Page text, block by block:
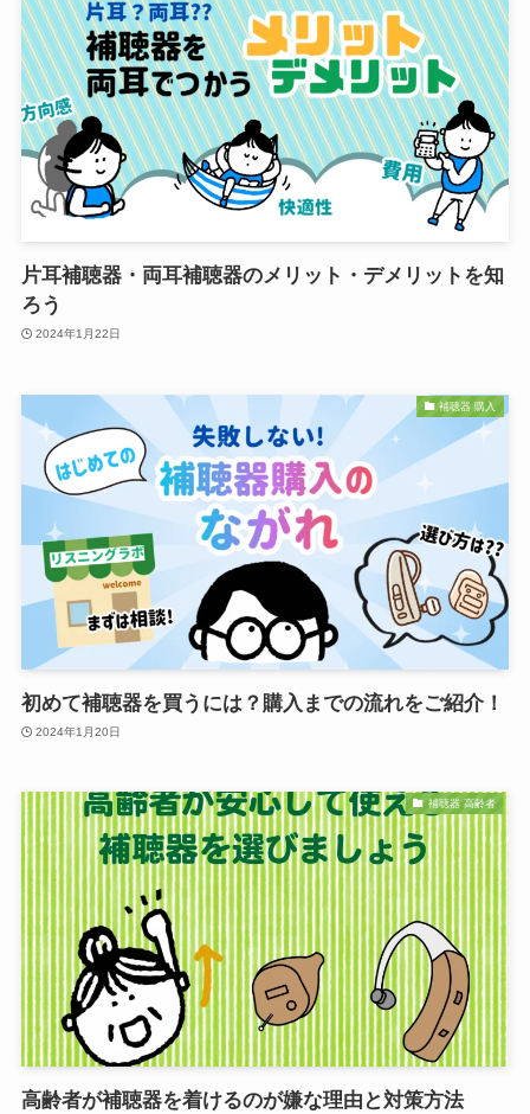
片耳補聴器・両耳補聴器のメリット・デメリットを知
ろう
2024年1月22日
補聴器 購入
初めて補聴器を買うには？購入までの流れをご紹介！
2024年1月20日
補聴器 高齢者
高齢者が補聴器を着けるのが嫌な理由と対策方法